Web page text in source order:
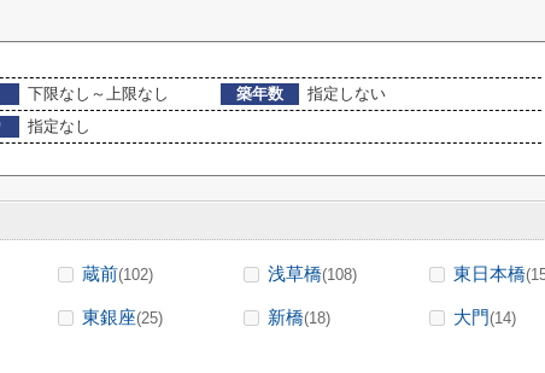
下限なし～上限なし 築年数
指定しない
指定なし
蔵前(102) 浅草橋(108) 東日本橋
東銀座(25) 新橋(18) 大門(14)